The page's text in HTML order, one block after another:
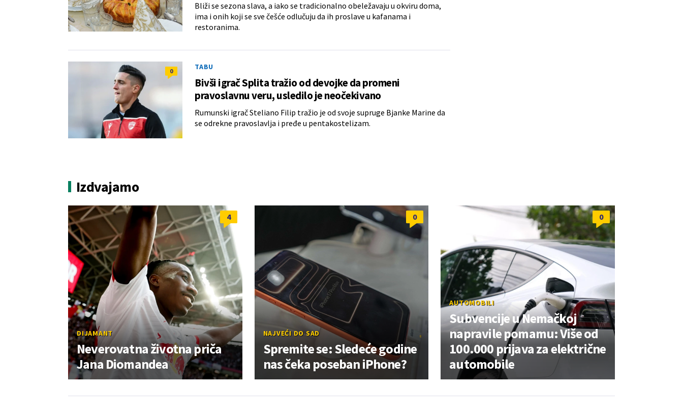
Bliži se sezona slava, a iako se tradicionalno obeležavaju u okviru doma,
ima i onih koji se sve češće odlučuju da ih proslave u kafanama i
restoranima.
0 TABU
Bivši igrač Splita tražio od devojke da promeni
pravoslavnu veru, usledilo je neočekivano
Rumunski igrač Steliano Filip tražio je od svoje supruge Bjanke Marine da
se odrekne pravoslavlja i pređe u pentakostelizam.
Izdvajamo
4
DIJAMANT
Neverovatna životna priča
Jana Diomandea
0
NAJVEĆI DO SAD
Spremite se: Sledeće godine
nas čeka poseban iPhone?
0
AUTOMOBILI
Subvencije u Nemačkoj
napravile pomamu: Više od
100.000 prijava za električne
automobile